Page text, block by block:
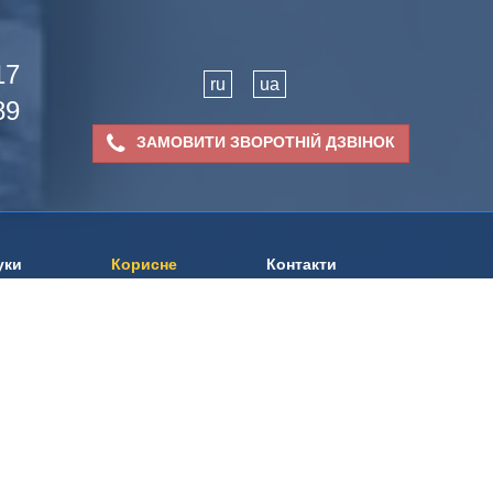
ru ua
ЗАМОВИТИ ЗВОРОТНІЙ ДЗВІНОК
Корисне Контакти